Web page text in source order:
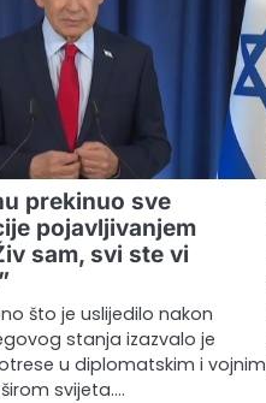
prekinuo sve
pojavljivanjem
sam, svi ste vi
što je uslijedilo nakon
stanja izazvalo je
u diplomatskim i vojnim
svijeta.…